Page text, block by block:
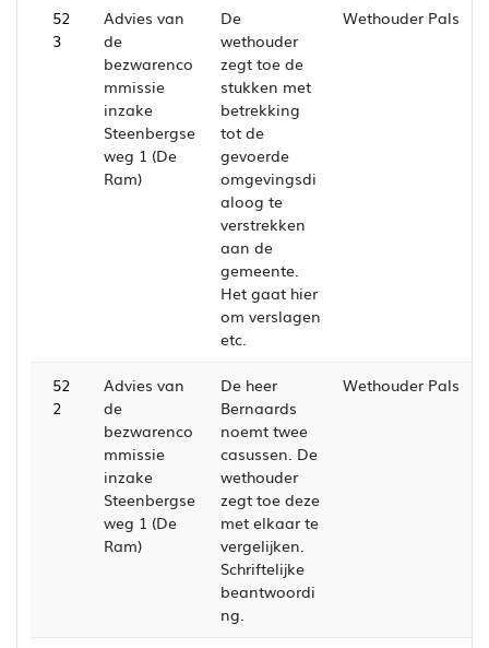
52
3
Advies van
de
bezwarenco
mmissie
inzake
Steenbergse
weg 1 (De
Ram)
De
wethouder
zegt toe de
stukken met
betrekking
tot de
gevoerde
omgevingsdi
aloog te
verstrekken
aan de
gemeente.
Het gaat hier
om verslagen
etc.
Wethouder Pals
52
2
Advies van
de
bezwarenco
mmissie
inzake
Steenbergse
weg 1 (De
Ram)
De heer
Bernaards
noemt twee
casussen. De
wethouder
zegt toe deze
met elkaar te
vergelijken.
Schriftelijke
beantwoordi
ng.
Wethouder Pals